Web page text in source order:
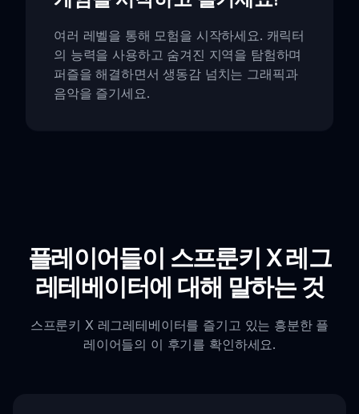
여러 레벨을 통해 모험을 시작하세요. 캐릭터
의 능력을 사용하고 숨겨진 지역을 탐험하며
퍼즐을 해결하면서 생동감 넘치는 그래픽과
음악을 즐기세요.
플레이어들이 스프룬키 X 레그
레테베이터에 대해 말하는 것
스프룬키 X 레그레테베이터를 즐기고 있는 흥분한 플
레이어들의 이 후기를 확인하세요.